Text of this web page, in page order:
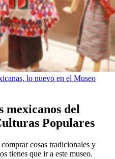
lo nuevo en el Museo
mexicanos del
Populares
cosas tradicionales y
tienes que ir a este museo.